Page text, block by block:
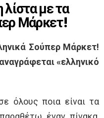
λίστα με τα
Μάρκετ!
Σούπερ Μάρκετ!
«ελληνικό
όλους ποια είναι τα